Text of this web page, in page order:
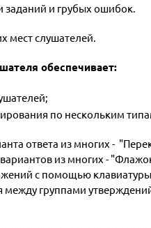
заданий и грубых ошибок.
мест слушателей.
обеспечивает:
по нескольким
ответа из многих -
из многих -
с помощью
между группами